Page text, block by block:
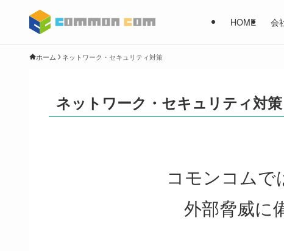
HOME 会
ホーム ネットワーク・セキュリティ対策
ネットワーク・セキュリティ対策
コモンコムで
外部脅威に